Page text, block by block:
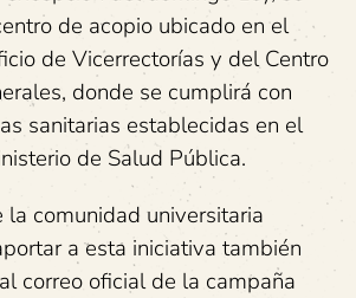
de acopio ubicado en el
de Vicerrectorías y del Centro
donde se cumplirá con
sanitarias establecidas en el
de Salud Pública.
la comunidad universitaria
a esta iniciativa también
correo oficial de la campaña